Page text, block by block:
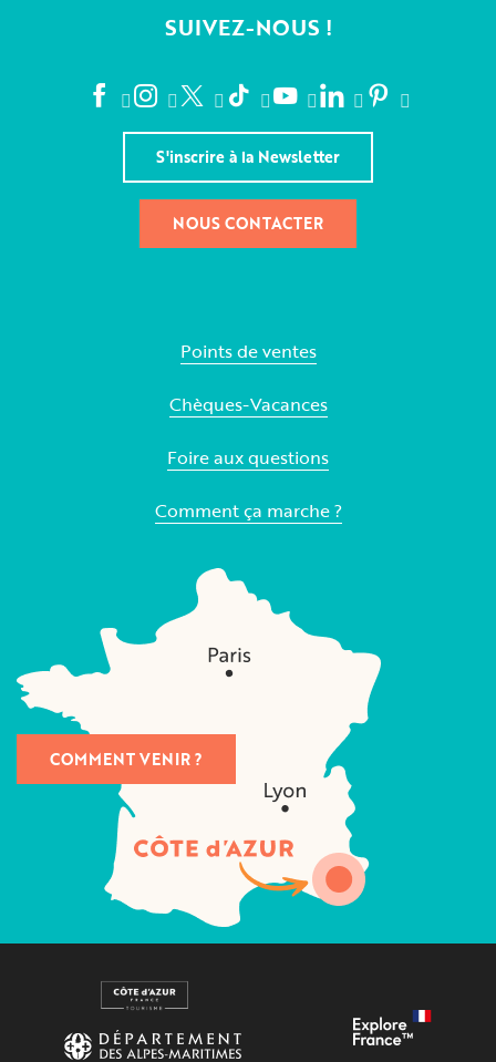
SUIVEZ-NOUS !
S'inscrire à la Newsletter
NOUS CONTACTER
Points de ventes
Chèques-Vacances
Foire aux questions
Comment ça marche ?
COMMENT VENIR ?